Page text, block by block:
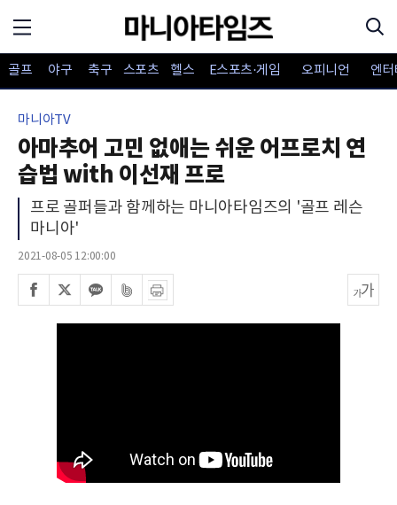
골프 야구 축구 스포츠 헬스 E스포츠·게임 오피니언 엔
마니아TV
아마추어 고민 없애는 쉬운 어프로치 연
습법 with 이선재 프로
프로 골퍼들과 함께하는 마니아타임즈의 '골프 레슨
마니아'
2021-08-05 12:00:00